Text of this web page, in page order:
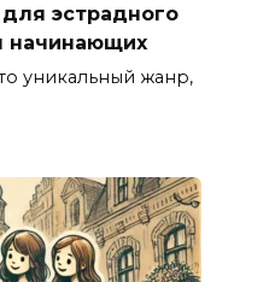
эстрадного
начинающих
уникальный жанр,